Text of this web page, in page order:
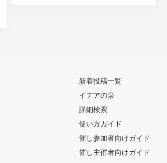
新着投稿一覧
イデアの泉
詳細検索
使い方ガイド
催し参加者向けガイド
催し主催者向けガイド